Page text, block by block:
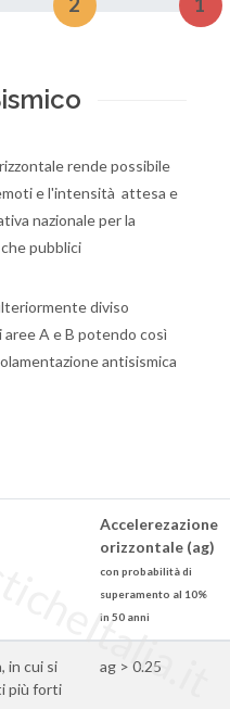
rende possibile
e l'intensità attesa e
nazionale per la
pubblici
diviso
aree A e B potendo così
antisismica
Accelerezazione
orizzontale (ag)
con probabilità di
superamento al 10%
in 50 anni
in cui si
più forti
ag > 0.25